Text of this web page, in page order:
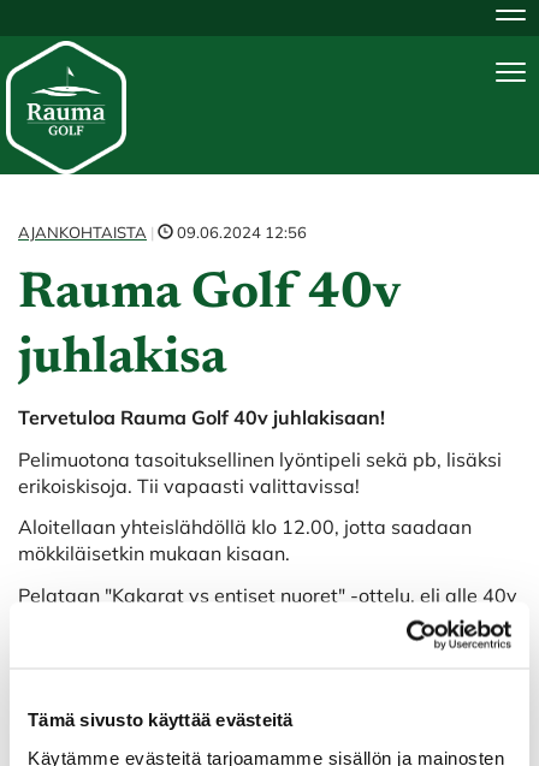
Tämä sivusto käyttää evästeitä
Käytämme evästeitä tarjoamamme sisällön ja mainosten
AJANKOHTAISTA | 09.06.2024 12:56
Rauma Golf 40v
juhlakisa
Tervetuloa Rauma Golf 40v juhlakisaan!
Pelimuotona tasoituksellinen lyöntipeli sekä pb, lisäksi
erikoiskisoja. Tii vapaasti valittavissa!
Aloitellaan yhteislähdöllä klo 12.00, jotta saadaan
mökkiläisetkin mukaan kisaan.
Pelataan "Kakarat vs entiset nuoret" -ottelu, eli alle 40v
vs. yli 40v. Molemmista joukkueista lasketaan x
määrältä (riippuu ilmoittautuneiden määrästä